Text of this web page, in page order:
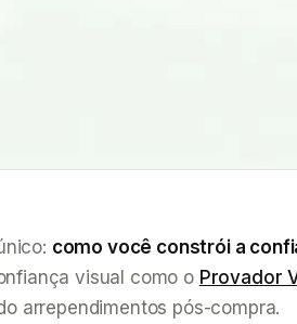
como você constrói a
visual como o Provador
arrependimentos pós-compra.